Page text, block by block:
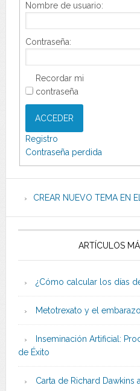
Nombre de usuario:
Contraseña:
Recordar mi
contraseña
ACCEDER
Registro
Contraseña perdida
CREAR NUEVO TEMA EN
ARTÍCULOS
¿Cómo calcular los días
Metotrexato y el
Inseminación Artificial:
de Éxito
Carta de Richard Dawkins